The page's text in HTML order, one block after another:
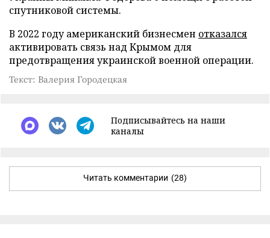
спутниковой системы.
В 2022 году американский бизнесмен отказался
активировать связь над Крымом для
предотвращения украинской военной операции.
Текст: Валерия Городецкая
Подписывайтесь на наши
каналы
Читать комментарии (28)